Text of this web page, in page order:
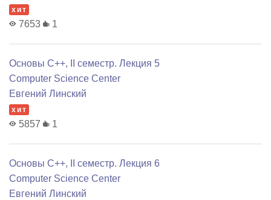
хит
7653 1
Основы C++, II семестр. Лекция 5
Computer Science Center
Евгений Линский
хит
5857 1
Основы C++, II семестр. Лекция 6
Computer Science Center
Евгений Линский